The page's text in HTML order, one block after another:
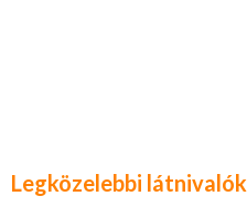
Legközelebbi látnivalók